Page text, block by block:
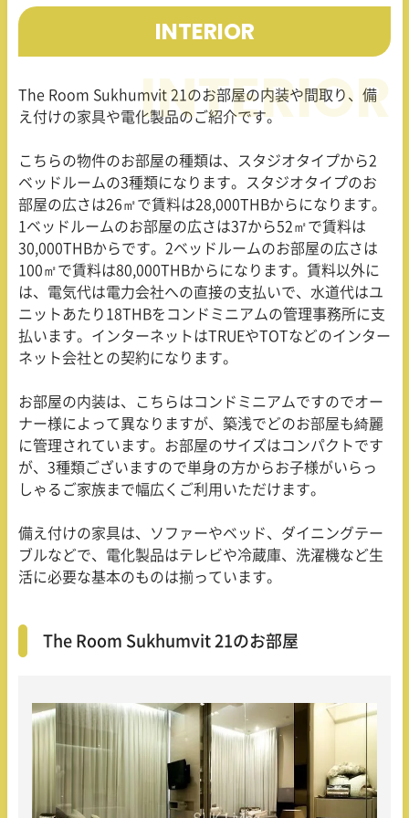
INTERIOR
The Room Sukhumvit 21 のお部屋の内装や間取り、備
え付けの家具や電化製品のご紹介です。
こちらの物件のお部屋の種類は、スタジオタイプから2
ベッドルームの3種類になります。スタジオタイプのお
部屋の広さは26㎡で賃料は28,000THBからになります。
1 ベッドルームのお部屋の広さは37から52㎡で賃料は
30,000THBからです。 2ベッドルームのお部屋の広さは
100㎡で賃料は80,000THBからになります。賃料以外に
は、電気代は電力会社への直接の支払いで、水道代はユ
ニットあたり 18THBをコンドミニアムの管理事務所に支
払います。インターネットはTRUEやTOTなどのインター
ネット会社との契約になります。
お部屋の内装は、こちらはコンドミニアムですのでオー
ナー様によって異なりますが、築浅でどのお部屋も綺麗
に管理されています。お部屋のサイズはコンパクトです
が、 3種類ございますので単身の方からお子様がいらっ
しゃるご家族まで幅広くご利用いただけます。
備え付けの家具は、ソファーやベッド、ダイニングテー
ブルなどで、電化製品はテレビや冷蔵庫、洗濯機など生
活に必要な基本のものは揃っています。
The Room Sukhumvit 21のお部屋